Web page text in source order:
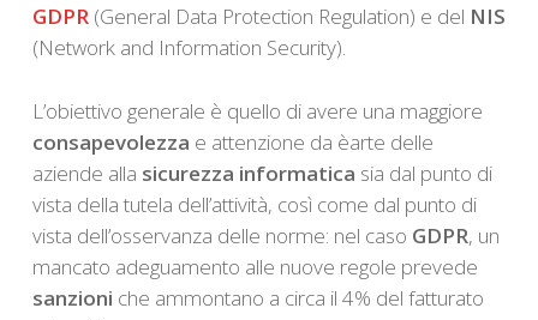
GDPR(General Data Protection Regulation) e del NIS
(Network and Information Security).
L’obiettivo generale è quello di avere una maggiore
consapevolezza e attenzione da èarte delle
aziende alla sicurezza informatica sia dal punto di
vista della tutela dell’attività, così come dal punto di
vista dell’osservanza delle norme: nel caso GDPR, un
mancato adeguamento alle nuove regole prevede
sanzioni che ammontano a circa il 4% del fatturato